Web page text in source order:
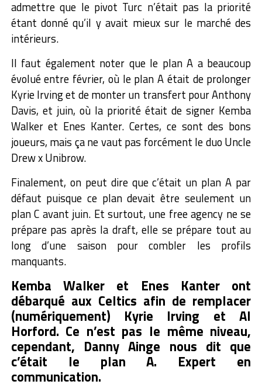
admettre que le pivot Turc n’était pas la priorité
étant donné qu’il y avait mieux sur le marché des
intérieurs.
Il faut également noter que le plan A a beaucoup
évolué entre février, où le plan A était de prolonger
Kyrie Irving et de monter un transfert pour Anthony
Davis, et juin, où la priorité était de signer Kemba
Walker et Enes Kanter. Certes, ce sont des bons
joueurs, mais ça ne vaut pas forcément le duo Uncle
Drew x Unibrow.
Finalement, on peut dire que c’était un plan A par
défaut puisque ce plan devait être seulement un
plan C avant juin. Et surtout, une free agency ne se
prépare pas après la draft, elle se prépare tout au
long d’une saison pour combler les profils
manquants.
Kemba Walker et Enes Kanter ont
débarqué aux Celtics afin de remplacer
(numériquement) Kyrie Irving et Al
Horford. Ce n’est pas le même niveau,
cependant, Danny Ainge nous dit que
c’était le plan A. Expert en
communication.